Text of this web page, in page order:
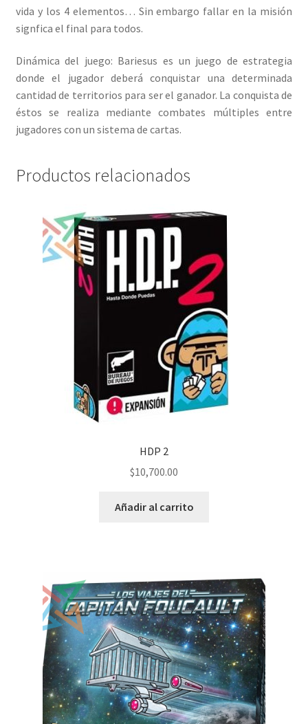
vida y los 4 elementos… Sin embargo fallar en la misión
signfica el final para todos.
Dinámica del juego: Bariesus es un juego de estrategia
donde el jugador deberá conquistar una determinada
cantidad de territorios para ser el ganador. La conquista de
éstos se realiza mediante combates múltiples entre
jugadores con un sistema de cartas.
Productos relacionados
HDP 2
$10,700.00
Añadir al carrito